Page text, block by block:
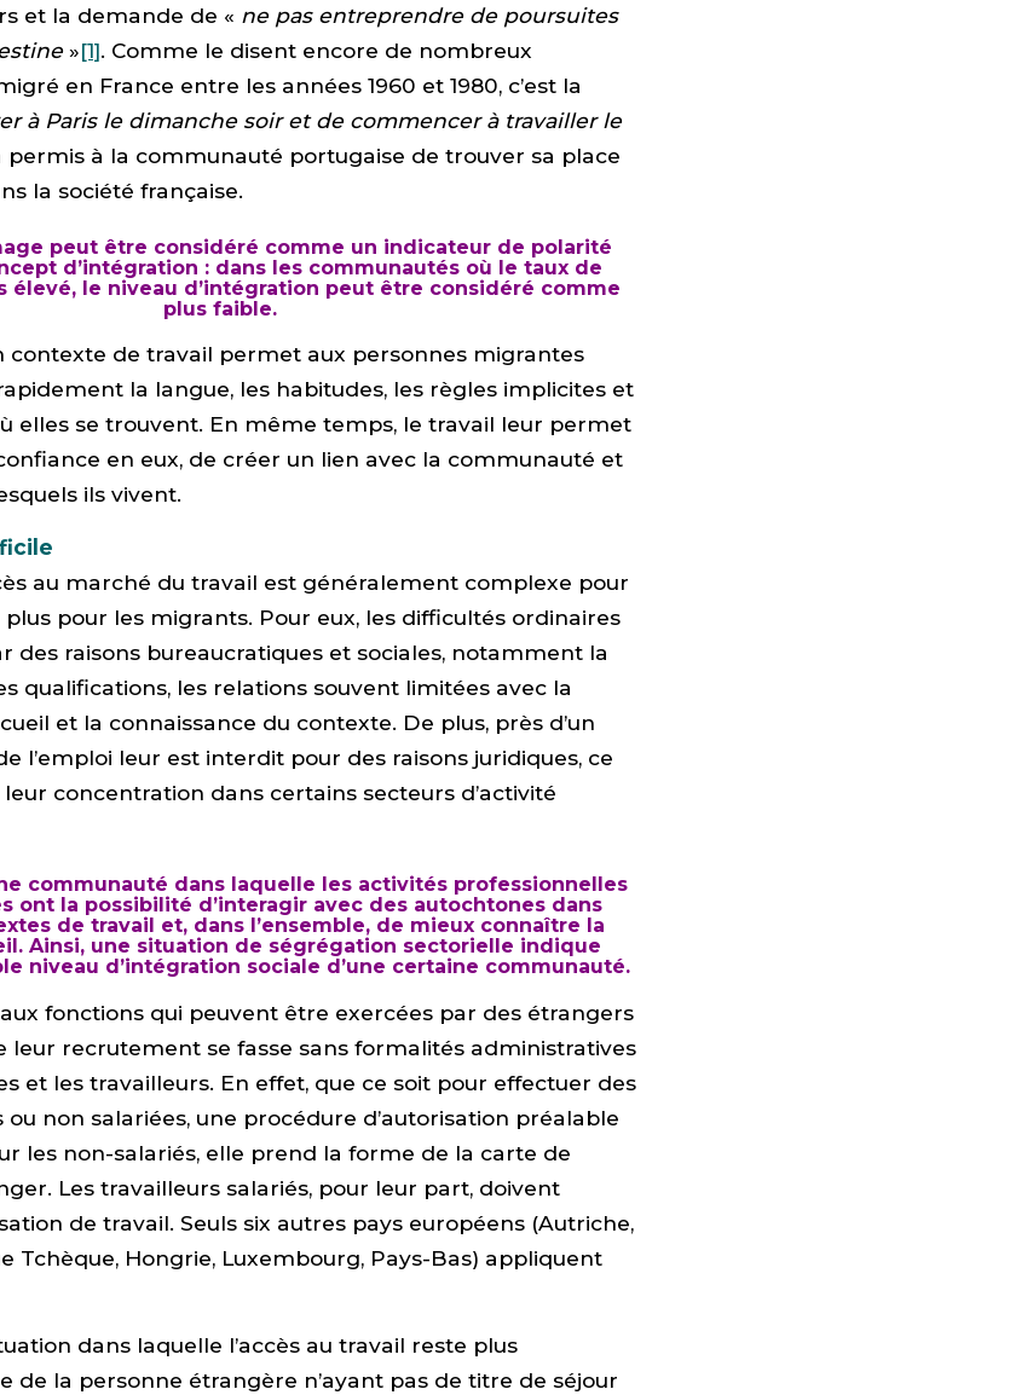
et la demande de « ne pas entreprendre de poursuites
»[1]. Comme le disent encore de nombreux
en France entre les années 1960 et 1980, c’est la
à Paris le dimanche soir et de commencer à travailler le
permis à la communauté portugaise de trouver sa place
la société française.
peut être considéré comme un indicateur de polarité
d’intégration : dans les communautés où le taux de
élevé, le niveau d’intégration peut être considéré comme
plus faible.
contexte de travail permet aux personnes migrantes
la langue, les habitudes, les règles implicites et
elles se trouvent. En même temps, le travail leur permet
en eux, de créer un lien avec la communauté et
ils vivent.
au marché du travail est généralement complexe pour
plus pour les migrants. Pour eux, les difficultés ordinaires
des raisons bureaucratiques et sociales, notamment la
qualifications, les relations souvent limitées avec la
et la connaissance du contexte. De plus, près d’un
l’emploi leur est interdit pour des raisons juridiques, ce
concentration dans certains secteurs d’activité
communauté dans laquelle les activités professionnelles
ont la possibilité d’interagir avec des autochtones dans
de travail et, dans l’ensemble, de mieux connaître la
Ainsi, une situation de ségrégation sectorielle indique
niveau d’intégration sociale d’une certaine communauté.
aux fonctions qui peuvent être exercées par des étrangers
leur recrutement se fasse sans formalités administratives
et les travailleurs. En effet, que ce soit pour effectuer des
non salariées, une procédure d’autorisation préalable
les non-salariés, elle prend la forme de la carte de
Les travailleurs salariés, pour leur part, doivent
de travail. Seuls six autres pays européens (Autriche,
Tchèque, Hongrie, Luxembourg, Pays-Bas) appliquent
dans laquelle l’accès au travail reste plus
de la personne étrangère n’ayant pas de titre de séjour